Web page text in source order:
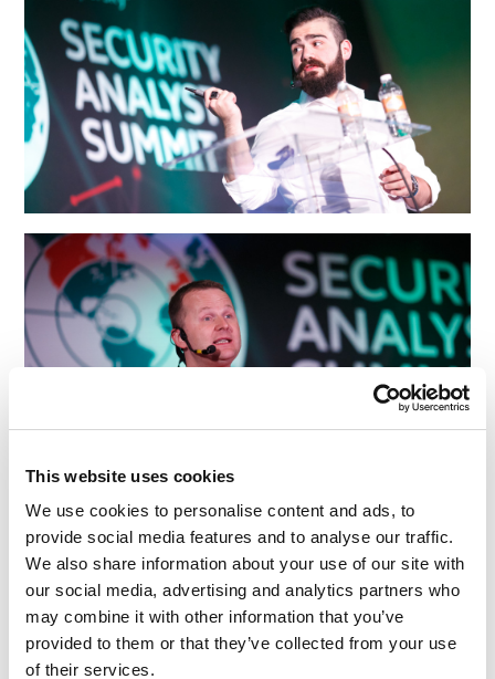
This website uses cookies
We use cookies to personalise content and ads, to
provide social media features and to analyse our traffic.
We also share information about your use of our site with
our social media, advertising and analytics partners who
may combine it with other information that you’ve
provided to them or that they’ve collected from your use
of their services.